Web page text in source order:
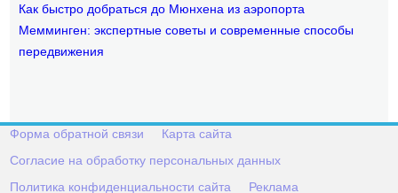
Как быстро добраться до Мюнхена из аэропорта
Мемминген: экспертные советы и современные способы
передвижения
Форма обратной связи
Карта сайта
Согласие на обработку персональных данных
Политика конфиденциальности сайта
Реклама